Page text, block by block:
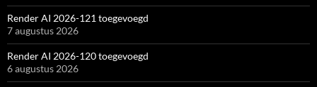
Render AI 2026-121 toegevoegd
7 augustus 2026
Render AI 2026-120 toegevoegd
6 augustus 2026